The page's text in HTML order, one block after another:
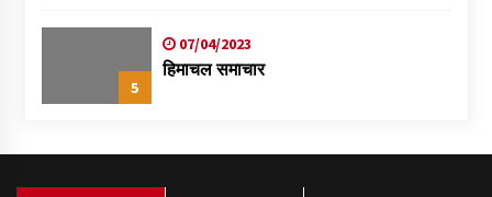
5
07/04/2023
हिमाचल समाचार